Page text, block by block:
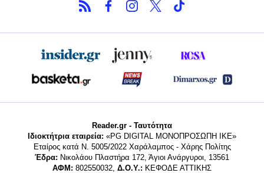
Reader.gr - Ταυτότητα
Ιδιοκτήτρια εταιρεία: «PG DIGITAL MONΟΠΡΟΣΩΠΗ ΙΚΕ»
Εταίρος κατά Ν. 5005/2022 Χαράλαμπος - Χάρης Πολίτης
Έδρα: Νικολάου Πλαστήρα 172, Άγιοι Ανάργυροι, 13561
ΑΦΜ: 802550032, Δ.Ο.Υ.: ΚΕΦΟΔΕ ΑΤΤΙΚΗΣ